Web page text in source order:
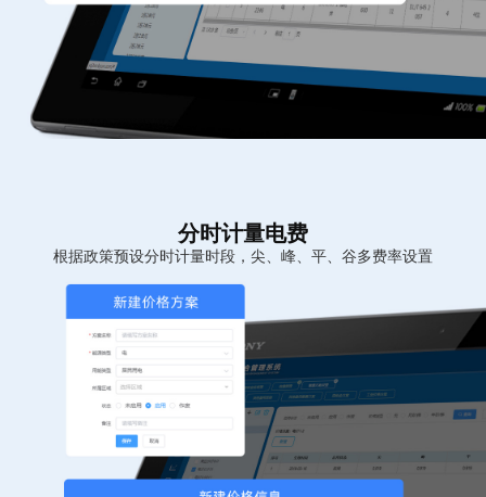
分时计量电费
根据政策预设分时计量时段，尖、峰、平、谷多费率设置